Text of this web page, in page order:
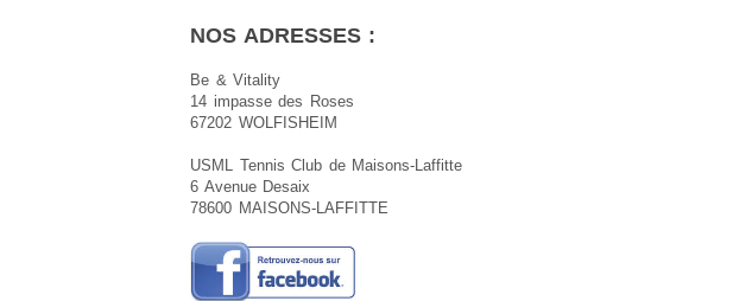
NOS ADRESSES :
Be & Vitality
14 impasse des Roses
67202 WOLFISHEIM
USML Tennis Club de Maisons-Laffitte
6 Avenue Desaix
78600 MAISONS-LAFFITTE